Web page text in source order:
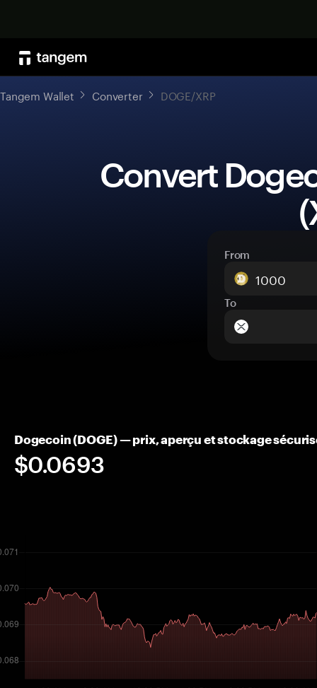
Tangem Wallet Converter DOGE/XRP
From
To
Dogecoin (DOGE) — prix, aperçu et stockage
$0.0693